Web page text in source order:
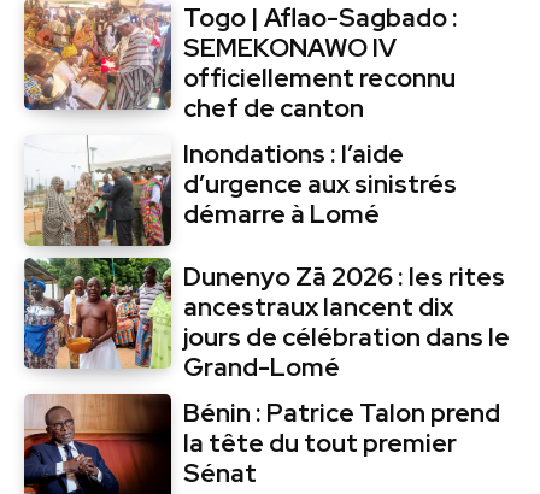
Togo | Aflao-Sagbado :
SEMEKONAWO IV
officiellement reconnu
chef de canton
Inondations : l’aide
d’urgence aux sinistrés
démarre à Lomé
Dunenyo Zā 2026 : les rites
ancestraux lancent dix
jours de célébration dans le
Grand-Lomé
Bénin : Patrice Talon prend
la tête du tout premier
Sénat